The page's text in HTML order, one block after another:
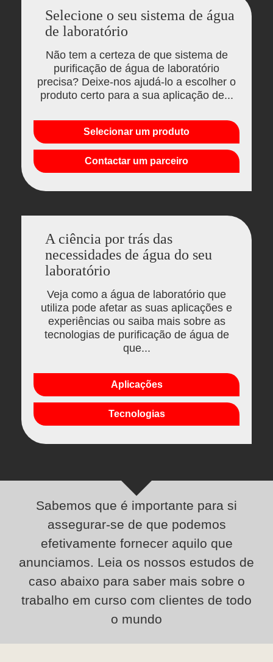
Selecione o seu sistema de água
de laboratório
Não tem a certeza de que sistema de
purificação de água de laboratório
precisa? Deixe-nos ajudá-lo a escolher o
produto certo para a sua aplicação de...
Selecionar um produto
Contactar um parceiro
A ciência por trás das
necessidades de água do seu
laboratório
Veja como a água de laboratório que
utiliza pode afetar as suas aplicações e
experiências ou saiba mais sobre as
tecnologias de purificação de água de
que...
Aplicações
Tecnologias
Sabemos que é importante para si
assegurar-se de que podemos
efetivamente fornecer aquilo que
anunciamos. Leia os nossos estudos de
caso abaixo para saber mais sobre o
trabalho em curso com clientes de todo
o mundo